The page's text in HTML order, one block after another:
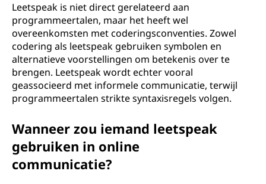
Leetspeak is niet direct gerelateerd aan
programmeertalen, maar het heeft wel
overeenkomsten met coderingsconventies. Zowel
codering als leetspeak gebruiken symbolen en
alternatieve voorstellingen om betekenis over te
brengen. Leetspeak wordt echter vooral
geassocieerd met informele communicatie, terwijl
programmeertalen strikte syntaxisregels volgen.
Wanneer zou iemand leetspeak
gebruiken in online
communicatie?